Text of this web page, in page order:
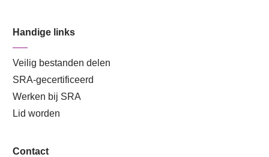
Handige links
Veilig bestanden delen
SRA-gecertificeerd
Werken bij SRA
Lid worden
Contact